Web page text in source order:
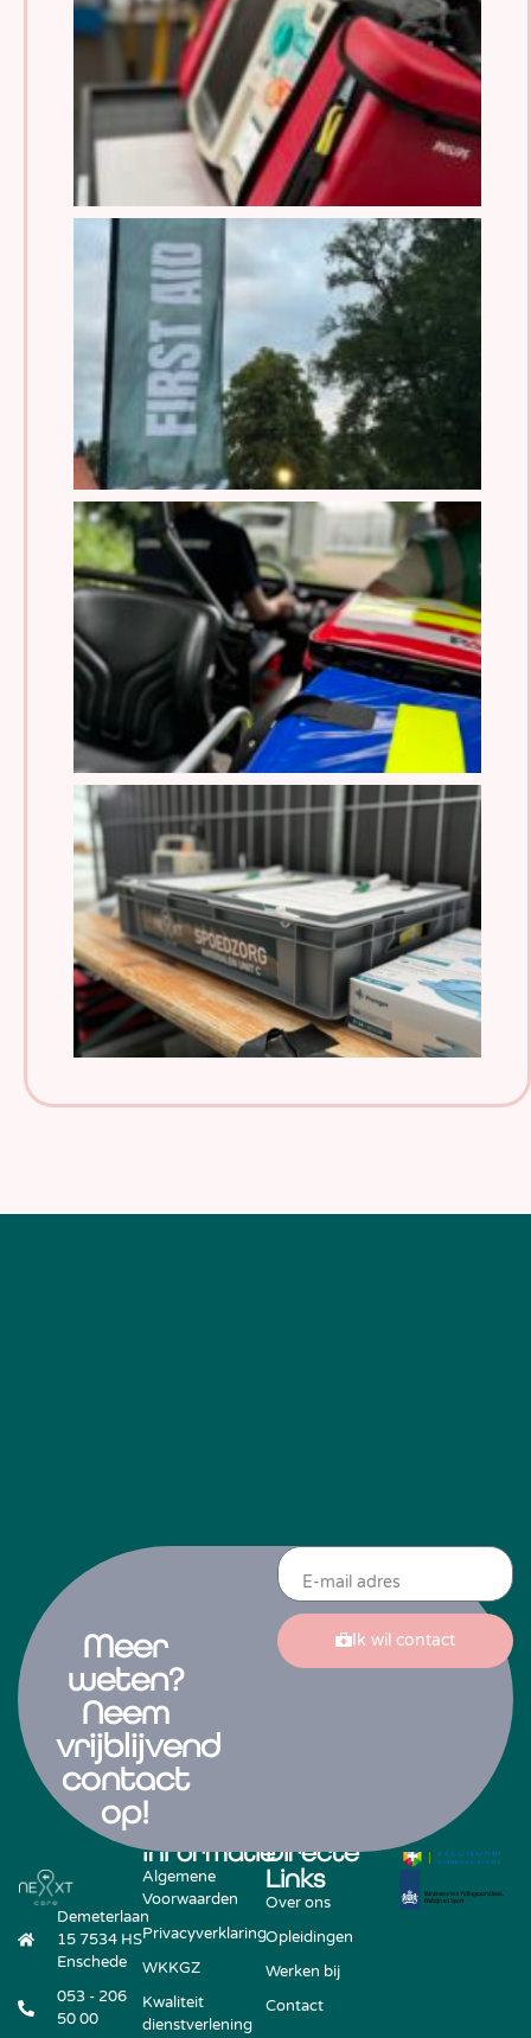
Meer
weten?
Neem
vrijblijvend
contact
op!
Ik wil contact
Demeterlaan
15 7534 HS
Enschede​
053 - 206
50 00​
Informatie
Algemene
Voorwaarden
Privacyverklaring
WKKGZ
Kwaliteit
dienstverlening
Directe
Links
Over ons
Opleidingen
Werken bij
Contact